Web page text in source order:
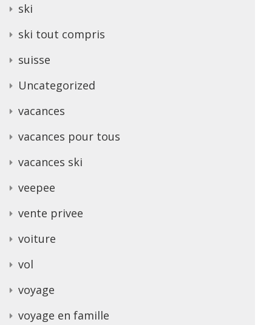
ski
ski tout compris
suisse
Uncategorized
vacances
vacances pour tous
vacances ski
veepee
vente privee
voiture
vol
voyage
voyage en famille